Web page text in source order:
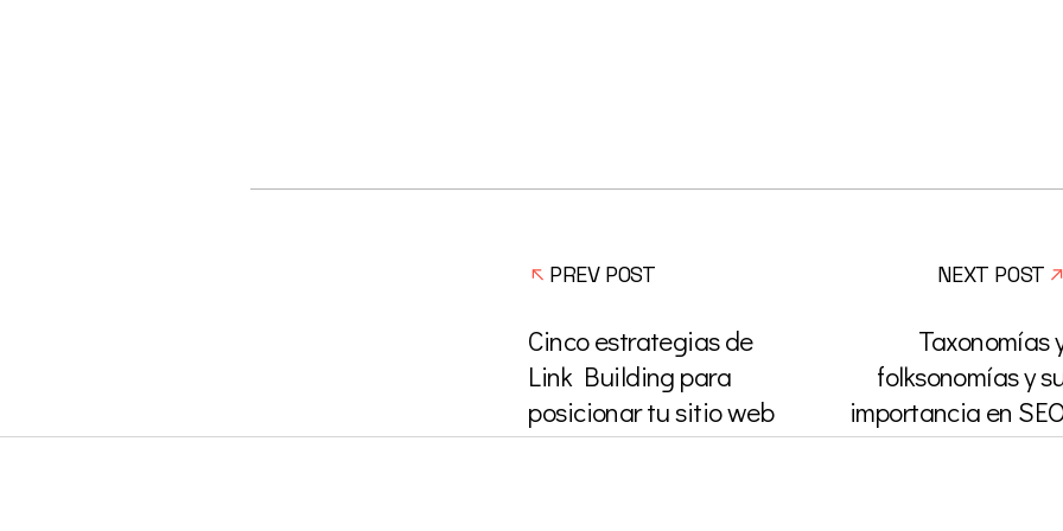
PREV POST
Cinco estrategias de
Link Building para
posicionar tu sitio web
NEXT POST
Taxonomías
folksonomías y
importancia en